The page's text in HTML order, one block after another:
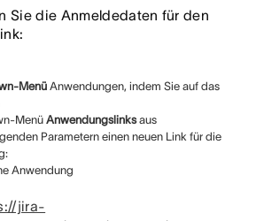
Sie die Anmeldedaten für den
Menü Anwendungen, indem Sie auf das
Menü Anwendungslinksaus
Parametern einen neuen Link für die
Anwendung
jira-